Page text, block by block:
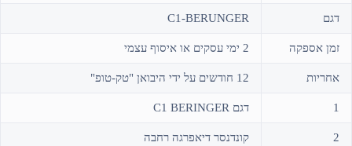
דגם C1-BERUNGER
זמן אספקה 2 ימי עסקים או איסוף עצמי
אחריות 12 חודשים על ידי היבואן "טק-טופ"
1 דגם C1 BERINGER
2 קונדנסר דיאפרגה רחבה